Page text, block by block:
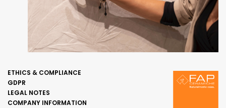
ETHICS & COMPLIANCE
GDPR
LEGAL NOTES
COMPANY INFORMATION